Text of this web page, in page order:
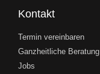
Kontakt
Termin vereinbaren
Ganzheitliche Beratung
Jobs